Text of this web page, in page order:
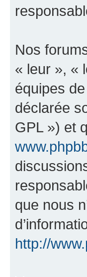
Nos
« leur », «
équipes
déclarée
GPL ») et
que nous
http://